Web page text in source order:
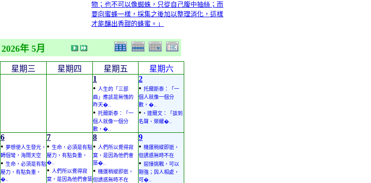
物；也不可以像蜘蛛，只從自己腹中抽絲；而
要向蜜蜂一樣，採集之後加以整理消化，這樣
才能釀出香甜的蜂蜜。」
2026年 5月
星期三 星期四 星期五
星期六
1
• 人生的「三部
曲」應該是無愧的
昨天�..
• 托爾斯泰：「一
個人就像一個分
數，�..
2
• 托爾斯泰：「一
個人就像一個分
數，�..
• • 達爾文：「談到
名聲、榮耀�..
6
• 夢想使人生發光，
轉個彎，海闊天空
• 生命，必須是有點
壓力，有點負重，
�..
7
• 生命，必須是有點
壓力，有點負重，
�..
• 人們所以覺得寂
寞，是因為他們會築
8
• 人們所以覺得寂
寞，是因為他們會
築�..
• 機運稍縱即逝，
但誘惑無時不在
9
• 機運稍縱即逝，
但誘惑無時不在
• 迎接挑戰，可以
剛強；與人相處，
可�..